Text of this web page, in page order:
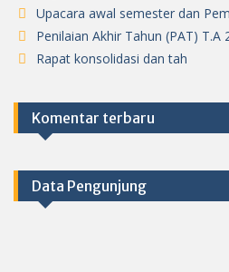
Upacara awal semester dan
Penilaian Akhir Tahun (PAT) T.A
Rapat konsolidasi dan tah
Komentar terbaru
Data Pengunjung